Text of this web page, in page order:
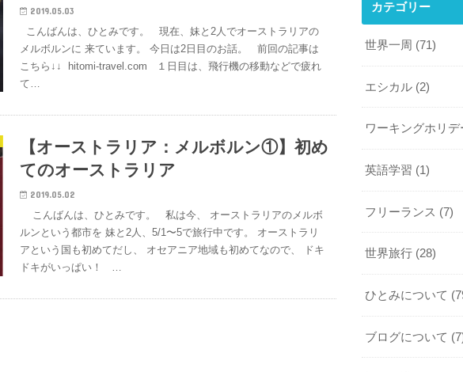
2019.05.03
こんばんは、ひとみです。 現在、妹と2人でオーストラリアの
メルボルンに 来ています。 今日は2日目のお話。 前回の記事は
こちら↓↓ hitomi-travel.com １日目は、飛行機の移動などで疲れ
て…
【オーストラリア：メルボルン①】初め
てのオーストラリア
2019.05.02
こんばんは、ひとみです。 私は今、 オーストラリアのメルボ
ルンという都市を 妹と2人、5/1〜5で旅行中です。 オーストラリ
アという国も初めてだし、 オセアニア地域も初めてなので、 ドキ
ドキがいっぱい！ …
カテゴリー
世界一周 (71)
エシカル (2)
ワーキングホリデ
英語学習 (1)
フリーランス (7)
世界旅行 (28)
ひとみについて
ブログについて